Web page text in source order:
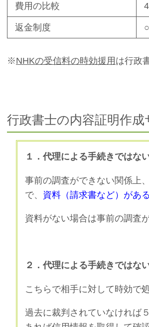
費用の比較
返金制度 ○
※NHKの受信料の時効援用は行政
行政書士の内容証明作
１．代理による手続きではな
事前の調査ができない関係上
で、 資料（請求書など）があ
資料がない場合は事前の調査
２．代理による手続きではな
こちらで相手に対して時効で
過去に裁判されていなければ